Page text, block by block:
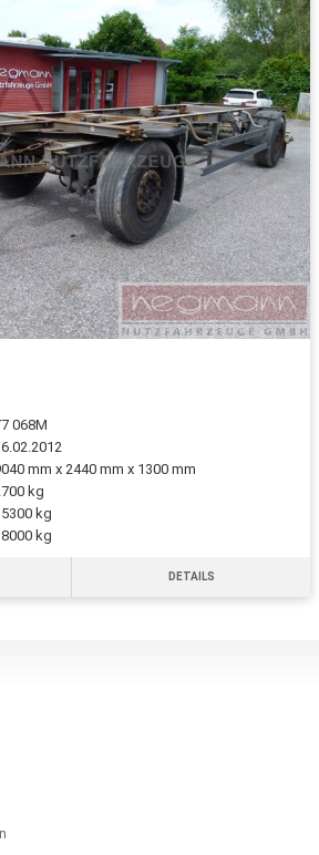
068M
mm x 2440 mm x 1300 mm
kg
kg
kg
DETAILS